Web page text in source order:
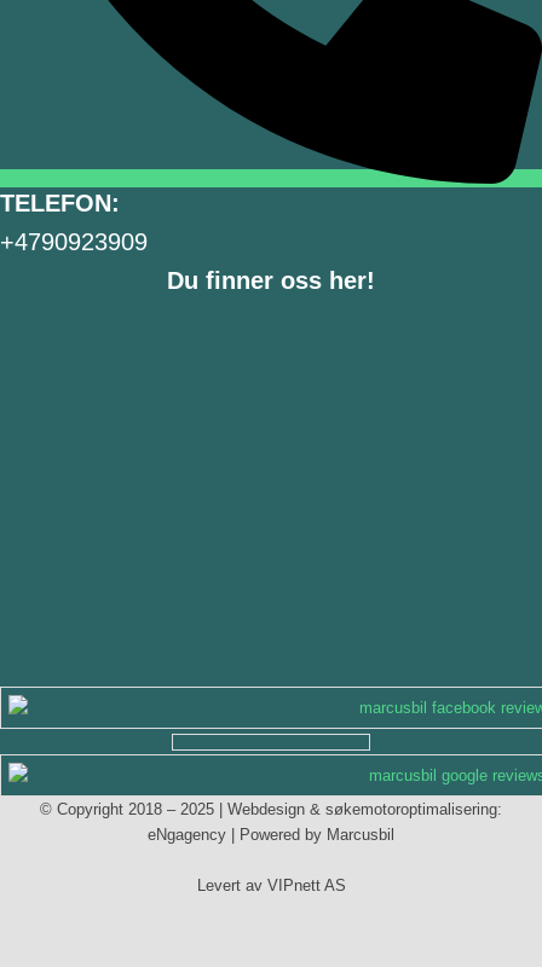
TELEFON:
+4790923909
Du finner oss her!
© Copyright 2018 – 2025 | Webdesign & søkemotoroptimalisering:
eNgagency | Powered by Marcusbil
Levert av VIPnett AS